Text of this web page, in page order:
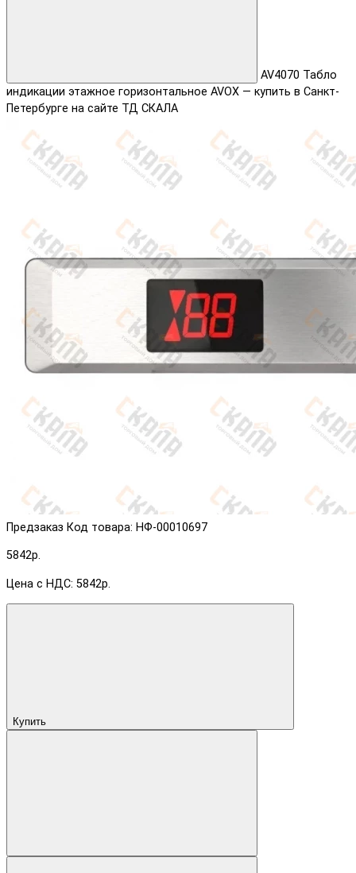
AV4070 Табло
индикации этажное горизонтальное AVOX — купить в Санкт-
Петербурге на сайте ТД СКАЛА
Предзаказ Код товара: НФ-00010697
5842р.
Цена с НДС: 5842р.
Купить